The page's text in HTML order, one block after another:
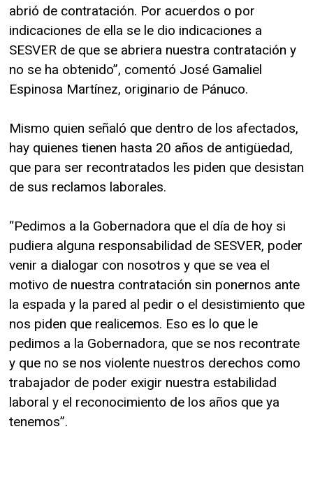
abrió de contratación. Por acuerdos o por
indicaciones de ella se le dio indicaciones a
SESVER de que se abriera nuestra contratación y
no se ha obtenido”, comentó José Gamaliel
Espinosa Martínez, originario de Pánuco.
Mismo quien señaló que dentro de los afectados,
hay quienes tienen hasta 20 años de antigüedad,
que para ser recontratados les piden que desistan
de sus reclamos laborales.
“Pedimos a la Gobernadora que el día de hoy si
pudiera alguna responsabilidad de SESVER, poder
venir a dialogar con nosotros y que se vea el
motivo de nuestra contratación sin ponernos ante
la espada y la pared al pedir o el desistimiento que
nos piden que realicemos. Eso es lo que le
pedimos a la Gobernadora, que se nos recontrate
y que no se nos violente nuestros derechos como
trabajador de poder exigir nuestra estabilidad
laboral y el reconocimiento de los años que ya
tenemos”.